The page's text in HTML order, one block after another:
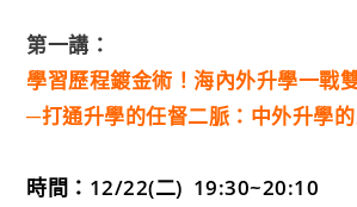
k
第一講：
學習歷程鍍金術！海內外升學一戰
─打通升學的任督二脈：中外升學
時間：12/22(二) 19:30~20:10